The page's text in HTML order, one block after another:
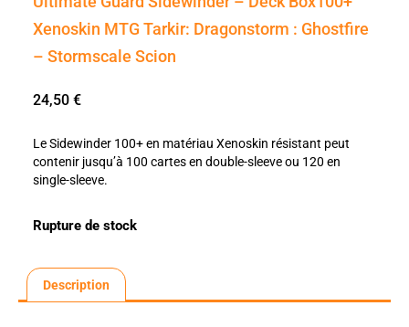
Xenoskin MTG Tarkir: Dragonstorm : Ghostfire
– Stormscale Scion
24,50 €
Le Sidewinder 100+ en matériau Xenoskin résistant peut
contenir jusqu’à 100 cartes en double-sleeve ou 120 en
single-sleeve.
Rupture de stock
Description